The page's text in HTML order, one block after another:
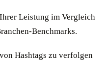
Leistung im Vergleich
Benchmarks.
Hashtags zu verfolgen